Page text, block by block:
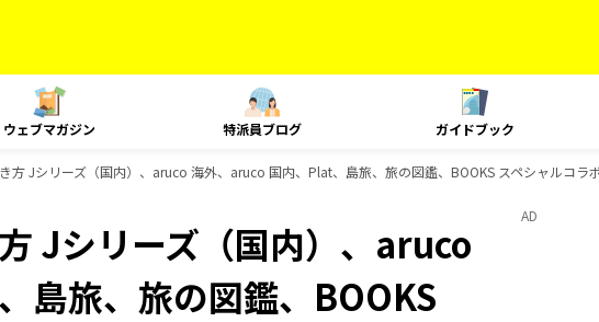
ウェブマガジン 特派員ブログ ガイドブック
方 Jシリーズ（国内）、aruco 海外、aruco 国内、Plat、島旅、旅の図鑑、BOOKS スペシャルコラ
Jシリーズ（国内）、aruco
島旅、旅の図鑑、BOOKS
AD